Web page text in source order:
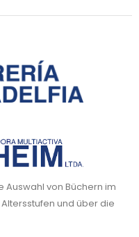
Auswahl von Büchern im
und über die